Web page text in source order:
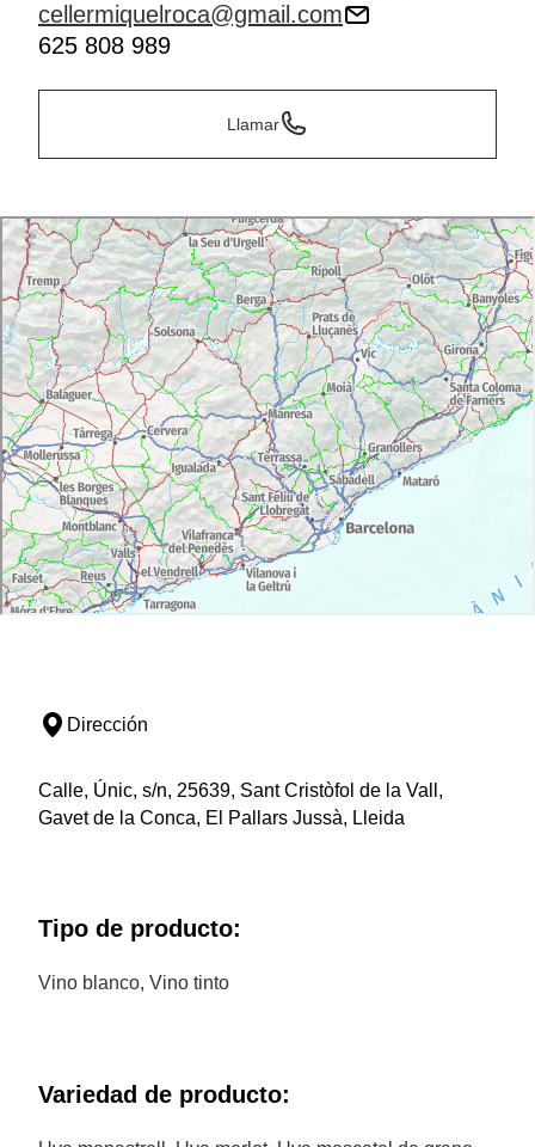
cellermiquelroca@gmail.com
625 808 989
Llamar
Dirección
Calle, Únic, s/n, 25639, Sant Cristòfol de la Vall,
Gavet de la Conca, El Pallars Jussà, Lleida
Tipo de producto:
Vino blanco, Vino tinto
Variedad de producto: